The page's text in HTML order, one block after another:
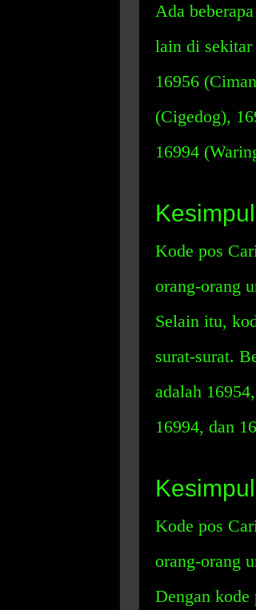
Ada
lain di sekitar
16956
(Cigedog),
16994
Kode pos
orang-orang
Selain itu,
surat-surat.
adalah
16994, dan
Kode pos
orang-orang
Dengan kode